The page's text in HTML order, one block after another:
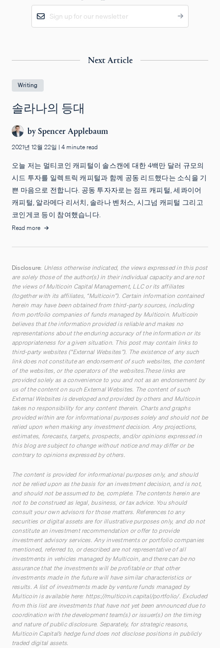
Next Article
Writing
솔라나의 등대
bySpencer Applebaum
2021년 12월 22일 | 4 minute read
오늘 저는 멀티코인 캐피털이 솔스캔에 대한 4백만 달러 규모의
시드 투자를 일렉트릭 캐피털과 함께 공동 리드했다는 소식을 기
쁜 마음으로 전합니다. 공동 투자자로는 점프 캐피털, 세콰이어
캐피털, 알라메다 리서치, 솔라나 벤처스, 시그넘 캐피털 그리고
코인게코 등이 참여했습니다.
Read more
Disclosure: Unless otherwise indicated, the views expressed in this post
are solely those of the author(s) in their individual capacity and are not
the views of Multicoin Capital Management, LLC or its affiliates
(together with its affiliates, “Multicoin”). Certain information contained
herein may have been obtained from third-party sources, including
from portfolio companies of funds managed by Multicoin. Multicoin
believes that the information provided is reliable and makes no
representations about the enduring accuracy of the information or its
appropriateness for a given situation. This post may contain links to
third-party websites (“External Websites”). The existence of any such
link does not constitute an endorsement of such websites, the content
of the websites, or the operators of the websites.These links are
provided solely as a convenience to you and not as an endorsement by
us of the content on such External Websites. The content of such
External Websites is developed and provided by others and Multicoin
takes no responsibility for any content therein. Charts and graphs
provided within are for informational purposes solely and should not be
relied upon when making any investment decision. Any projections,
estimates, forecasts, targets, prospects, and/or opinions expressed in
this blog are subject to change without notice and may differ or be
contrary to opinions expressed by others.
The content is provided for informational purposes only, and should
not be relied upon as the basis for an investment decision, and is not,
and should not be assumed to be, complete. The contents herein are
not to be construed as legal, business, or tax advice. You should
consult your own advisors for those matters. References to any
securities or digital assets are for illustrative purposes only, and do not
constitute an investment recommendation or offer to provide
investment advisory services. Any investments or portfolio companies
mentioned, referred to, or described are not representative of all
investments in vehicles managed by Multicoin, and there can be no
assurance that the investments will be profitable or that other
investments made in the future will have similar characteristics or
results. A list of investments made by venture funds managed by
Multicoin is available here: https://multicoin.capital/portfolio/. Excluded
from this list are investments that have not yet been announced due to
coordination with the development team(s) or issuer(s) on the timing
and nature of public disclosure. Separately, for strategic reasons,
Multicoin Capital’s hedge fund does not disclose positions in publicly
traded digital assets.